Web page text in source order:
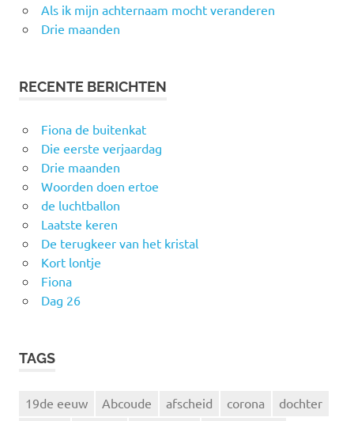
Als ik mijn achternaam mocht veranderen
Drie maanden
RECENTE BERICHTEN
Fiona de buitenkat
Die eerste verjaardag
Drie maanden
Woorden doen ertoe
de luchtballon
Laatste keren
De terugkeer van het kristal
Kort lontje
Fiona
Dag 26
TAGS
19de eeuw Abcoude afscheid corona
dochter